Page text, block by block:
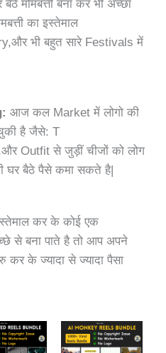
मोमबत्ती बना कर भी अच्छा
का इस्तेमाल
भी बहुत सारे Festivals में
आज कल Market में लोगो की
है जैसे: T
Outfit से जुड़ीं चीजों को लोग
घर बैठे पैसे कमा सकते है|
कर के कोई एक
से बना पाते है तो आप अपने
के ज्यादा से ज्यादा पैसा
Original
price
Current
price
Original
price
Current
price